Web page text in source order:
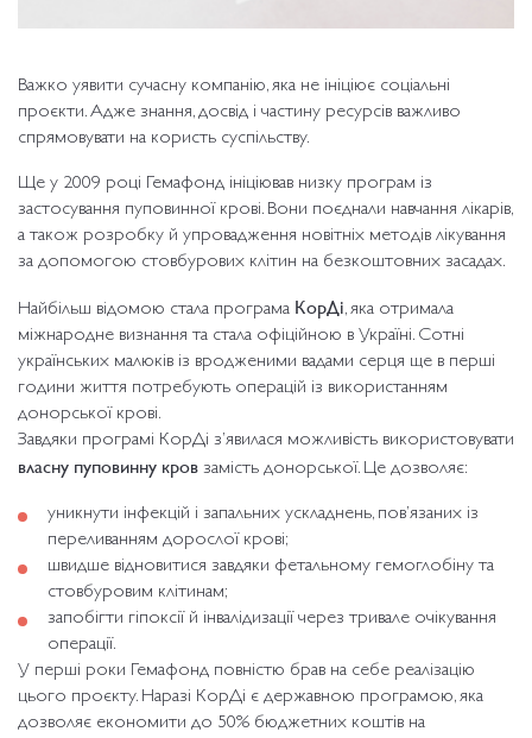
Важко уявити сучасну компанію, яка не ініціює соціальні
проєкти. Адже знання, досвід і частину ресурсів важливо
спрямовувати на користь суспільству.
Ще у 2009 році Гемафонд ініціював низку програм із
застосування пуповинної крові. Вони поєднали навчання лікарів,
а також розробку й упровадження новітніх методів лікування
за допомогою стовбурових клітин на безкоштовних засадах.
Найбільш відомою стала програма КорДі, яка отримала
міжнародне визнання та стала офіційною в Україні. Сотні
українських малюків із вродженими вадами серця ще в перші
години життя потребують операцій із використанням
донорської крові.
Завдяки програмі КорДі з’явилася можливість використовувати
власну пуповинну кров замість донорської. Це дозволяє:
уникнути інфекцій і запальних ускладнень, пов’язаних із
переливанням дорослої крові;
швидше відновитися завдяки фетальному гемоглобіну та
стовбуровим клітинам;
запобігти гіпоксії й інвалідизації через тривале очікування
операції.
У перші роки Гемафонд повністю брав на себе реалізацію
цього проєкту. Наразі КорДі є державною програмою, яка
дозволяє економити до 50% бюджетних коштів на